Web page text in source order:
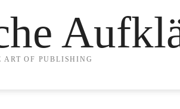
ART OF PUBLISHING